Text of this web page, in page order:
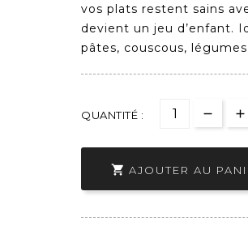
vos plats restent sains
devient un jeu d’enfant.
pâtes, couscous,
QUANTITÉ :
 AJOUTER AU